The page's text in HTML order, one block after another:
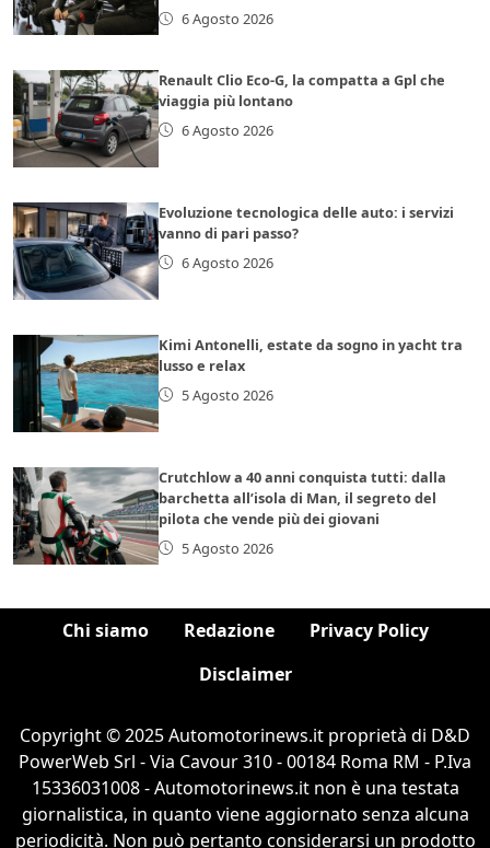
6 Agosto 2026
Renault Clio Eco-G, la compatta a Gpl che
viaggia più lontano
6 Agosto 2026
Evoluzione tecnologica delle auto: i servizi
vanno di pari passo?
6 Agosto 2026
Kimi Antonelli, estate da sogno in yacht tra
lusso e relax
5 Agosto 2026
Crutchlow a 40 anni conquista tutti: dalla
barchetta all’isola di Man, il segreto del
pilota che vende più dei giovani
5 Agosto 2026
Chi siamo Redazione
Privacy Policy
Disclaimer
Copyright © 2025 Automotorinews.it proprietà di D&D
PowerWeb Srl - Via Cavour 310 - 00184 Roma RM - P.Iva
15336031008 - Automotorinews.it non è una testata
giornalistica, in quanto viene aggiornato senza alcuna
periodicità. Non può pertanto considerarsi un prodotto